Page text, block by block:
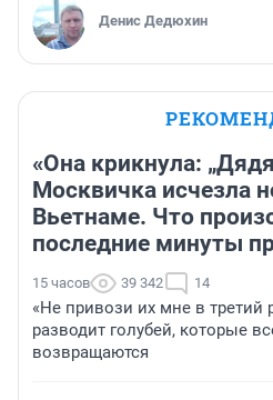
Денис Дедюхин
«Она крикнула:
Москвичка исчезла
Вьетнаме. Что
последние минуты
15 часов 39 342 14
«Не привози их мне в третий
разводит голубей, которые
возвращаются